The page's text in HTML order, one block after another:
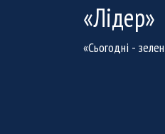
«Лідер»
«Сьогодні -